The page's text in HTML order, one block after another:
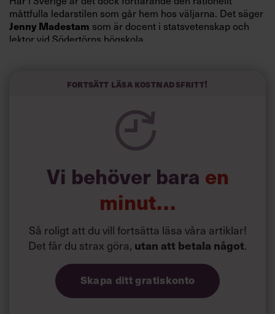
måttfulla ledarstilen som går hem hos väljarna. Det säger
Jenny Madestam som är docent i statsvetenskap och
lektor vid Södertörns högskola.
kompetenta och stå med båda fötterna på jorden. Hellre
spelevink i högklackat, är hur jag brukar sammanfatta de
önskningar som svenskarna för fram i undersökningar.”
Siri Wikander: ”Led som i
början av pandemin”
Fortsätt läsa kostnadsfritt!
Vi behöver bara en
minut…
Så roligt att du vill fortsätta läsa våra artiklar!
Det får du strax göra, utan att betala något.
Skapa ditt gratiskonto